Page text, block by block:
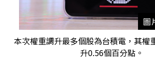
圖
本次權重調升最多個股為台積電，其權
升0.56個百分點。